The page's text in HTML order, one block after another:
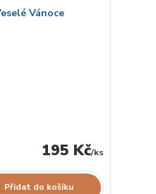
195 Kč/ks
Přidat do košíku